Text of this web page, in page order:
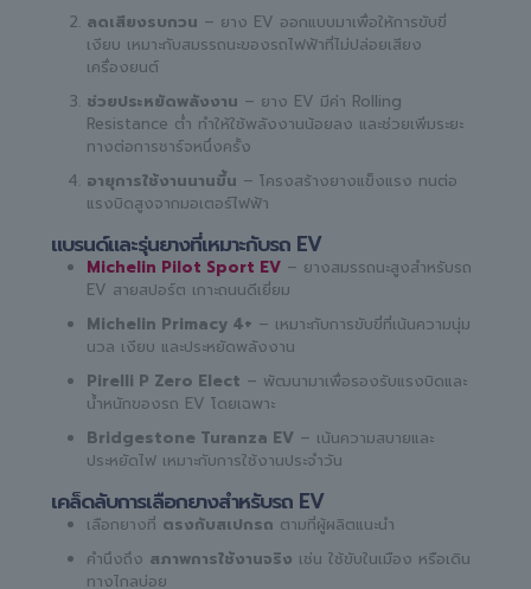
ลดเสียงรบกวน – ยาง EV ออกแบบมาเพื่อให้การขับขี่
เงียบ เหมาะกับสมรรถนะของรถไฟฟ้าที่ไม่ปล่อยเสียง
เครื่องยนต์
ช่วยประหยัดพลังงาน – ยาง EV มีค่า Rolling
Resistance ต่ำ ทำให้ใช้พลังงานน้อยลง และช่วยเพิ่มระยะ
ทางต่อการชาร์จหนึ่งครั้ง
อายุการใช้งานนานขึ้น – โครงสร้างยางแข็งแรง ทนต่อ
แรงบิดสูงจากมอเตอร์ไฟฟ้า
แบรนด์และรุ่นยางที่เหมาะกับรถ EV
Michelin Pilot Sport EV – ยางสมรรถนะสูงสำหรับรถ
EV สายสปอร์ต เกาะถนนดีเยี่ยม
Michelin Primacy 4+ – เหมาะกับการขับขี่ที่เน้นความนุ่ม
นวล เงียบ และประหยัดพลังงาน
Pirelli P Zero Elect – พัฒนามาเพื่อรองรับแรงบิดและ
น้ำหนักของรถ EV โดยเฉพาะ
Bridgestone Turanza EV – เน้นความสบายและ
ประหยัดไฟ เหมาะกับการใช้งานประจำวัน
เคล็ดลับการเลือกยางสำหรับรถ EV
เลือกยางที่ ตรงกับสเปกรถ ตามที่ผู้ผลิตแนะนำ
คำนึงถึง สภาพการใช้งานจริง เช่น ใช้ขับในเมือง หรือเดิน
ทางไกลบ่อย